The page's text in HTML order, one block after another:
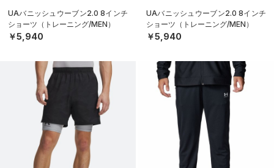
UAバニッシュウーブン2.0 8インチ
ショーツ（トレーニング/MEN）
￥5,940
UAバニッシュウーブン2.0 8インチ
ショーツ（トレーニング/MEN）
￥5,940